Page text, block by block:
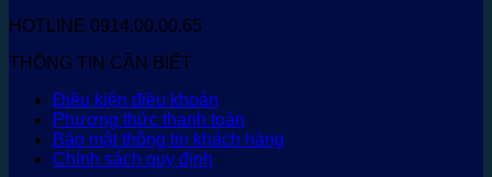
HOTLINE 0914.00.00.65
THÔNG TIN CẦN BIẾT
Điều kiện điều khoản
Phương thức thanh toán
Bảo mật thông tin khách hàng
Chính sách quy định